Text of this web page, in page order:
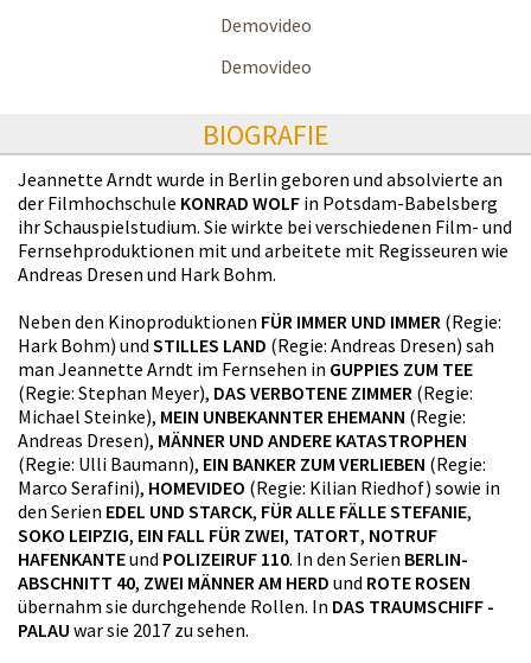
Demovideo
Demovideo
BIOGRAFIE
Jeannette Arndt wurde in Berlin geboren und absolvierte an
der Filmhochschule KONRAD WOLF in Potsdam-Babelsberg
ihr Schauspielstudium. Sie wirkte bei verschiedenen Film- und
Fernsehproduktionen mit und arbeitete mit Regisseuren wie
Andreas Dresen und Hark Bohm.
Neben den Kinoproduktionen FÜR IMMER UND IMMER (Regie:
Hark Bohm) und STILLES LAND (Regie: Andreas Dresen) sah
man Jeannette Arndt im Fernsehen in GUPPIES ZUM TEE
(Regie: Stephan Meyer), DAS VERBOTENE ZIMMER (Regie:
Michael Steinke), MEIN UNBEKANNTER EHEMANN (Regie:
Andreas Dresen), MÄNNER UND ANDERE KATASTROPHEN
(Regie: Ulli Baumann), EIN BANKER ZUM VERLIEBEN (Regie:
Marco Serafini), HOMEVIDEO (Regie: Kilian Riedhof) sowie in
den Serien EDEL UND STARCK, FÜR ALLE FÄLLE STEFANIE,
SOKO LEIPZIG, EIN FALL FÜR ZWEI, TATORT, NOTRUF
HAFENKANTEund POLIZEIRUF 110. In den Serien BERLIN-
ABSCHNITT 40, ZWEI MÄNNER AM HERD und ROTE ROSEN
übernahm sie durchgehende Rollen. In DAS TRAUMSCHIFF -
PALAU war sie 2017 zu sehen.